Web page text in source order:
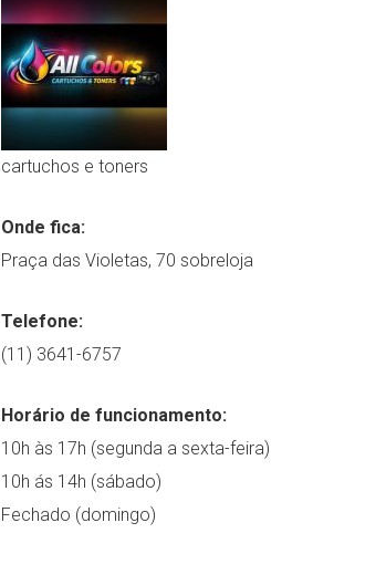
cartuchos e toners
Onde fica:
Praça das Violetas, 70 sobreloja
Telefone:
(11) 3641-6757
Horário de funcionamento:
10h às 17h (segunda a sexta-feira)
10h ás 14h (sábado)
Fechado (domingo)